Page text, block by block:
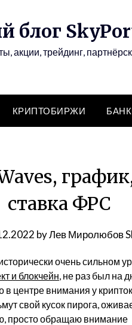
блог
акции, трейдинг,
КРИПТОБИРЖИ
ставка ФРС
byЛев Миролюбов
очень сильном
и блокчейн, не раз был на
в центре внимания у
свой кусок пирога,
просто обращаю внимание